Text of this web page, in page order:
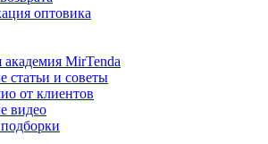
оптовика
MirTenda
статьи и советы
от клиентов
видео